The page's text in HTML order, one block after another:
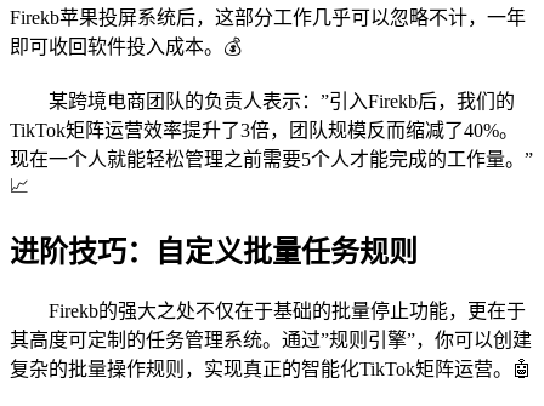
Firekb苹果投屏系统后，这部分工作几乎可以忽略不计，一年
即可收回软件投入成本。💰
某跨境电商团队的负责人表示：”引入Firekb后，我们的
TikTok矩阵运营效率提升了3倍，团队规模反而缩减了40%。
现在一个人就能轻松管理之前需要5个人才能完成的工作量。”
📈
进阶技巧：自定义批量任务规则
Firekb的强大之处不仅在于基础的批量停止功能，更在于
其高度可定制的任务管理系统。通过”规则引擎”，你可以创建
复杂的批量操作规则，实现真正的智能化TikTok矩阵运营。🤖